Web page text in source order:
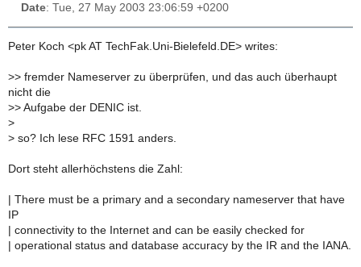
Date: Tue, 27 May 2003 23:06:59 +0200
Peter Koch <pk AT TechFak.Uni-Bielefeld.DE> writes:
>> fremder Nameserver zu überprüfen, und das auch überhaupt
nicht die
>> Aufgabe der DENIC ist.
>
> so? Ich lese RFC 1591 anders.
Dort steht allerhöchstens die Zahl:
| There must be a primary and a secondary nameserver that have
IP
| connectivity to the Internet and can be easily checked for
| operational status and database accuracy by the IR and the IANA.